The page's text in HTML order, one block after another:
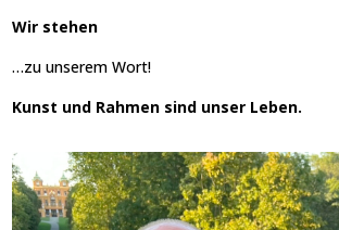
Wir stehen
…zu unserem Wort!
Kunst und Rahmen sind unser Leben.